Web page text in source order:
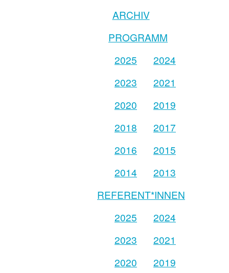
ARCHIV
PROGRAMM
2025
2024
2023
2021
2020
2019
2018
2017
2016
2015
2014
2013
REFERENT*INNEN
2025
2024
2023
2021
2020
2019